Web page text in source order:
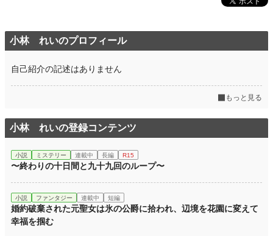
小林 れいのプロフィール
自己紹介の記述はありません
もっと見る
小林 れいの登録コンテンツ
小説 ミステリー 連載中 長編 R15
〜終わりの十日間と九十九回のループ〜
小説 ファンタジー 連載中 短編
婚約破棄された元聖女は氷の公爵に拾われ、辺境を花園に変えて
幸福を掴む